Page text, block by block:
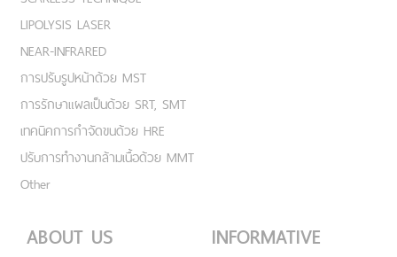
LIPOLYSIS LASER
NEAR-INFRARED
การปรับรูปหน้าด้วย MST
การรักษาแผลเป็นด้วย SRT, SMT
เทคนิคการกำจัดขนด้วย HRE
ปรับการทำงานกล้ามเนื้อด้วย MMT
Other
ABOUT US INFORMATIVE